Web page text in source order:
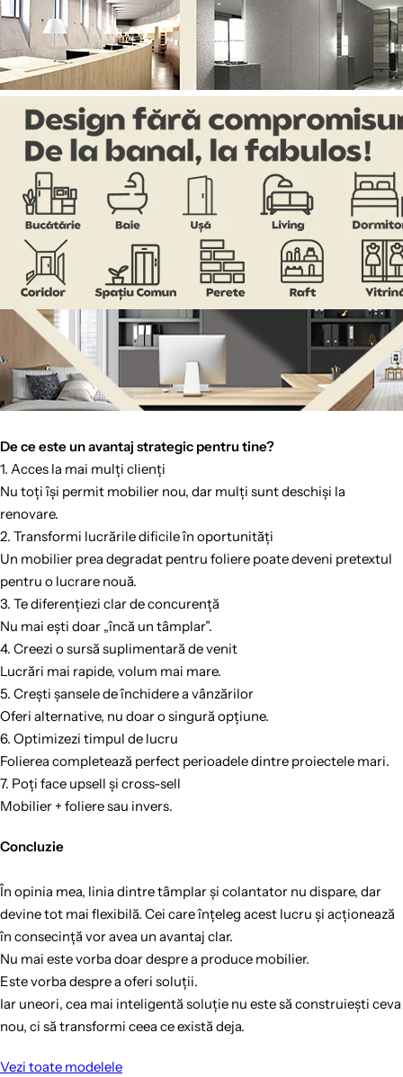
De ce este un avantaj strategic pentru tine?
1. Acces la mai mulți clienți
Nu toți își permit mobilier nou, dar mulți sunt deschiși la
renovare.
2. Transformi lucrările dificile în oportunități
Un mobilier prea degradat pentru foliere poate deveni pretextul
pentru o lucrare nouă.
3. Te diferențiezi clar de concurență
Nu mai ești doar „încă un tâmplar”.
4. Creezi o sursă suplimentară de venit
Lucrări mai rapide, volum mai mare.
5. Crești șansele de închidere a vânzărilor
Oferi alternative, nu doar o singură opțiune.
6. Optimizezi timpul de lucru
Folierea completează perfect perioadele dintre proiectele mari.
7. Poți face upsell și cross-sell
Mobilier + foliere sau invers.
Concluzie
În opinia mea, linia dintre tâmplar și colantator nu dispare, dar
devine tot mai flexibilă. Cei care înțeleg acest lucru și acționează
în consecință vor avea un avantaj clar.
Nu mai este vorba doar despre a produce mobilier.
Este vorba despre a oferi soluții.
Iar uneori, cea mai inteligentă soluție nu este să construiești ceva
nou, ci să transformi ceea ce există deja.
Vezi toate modelele